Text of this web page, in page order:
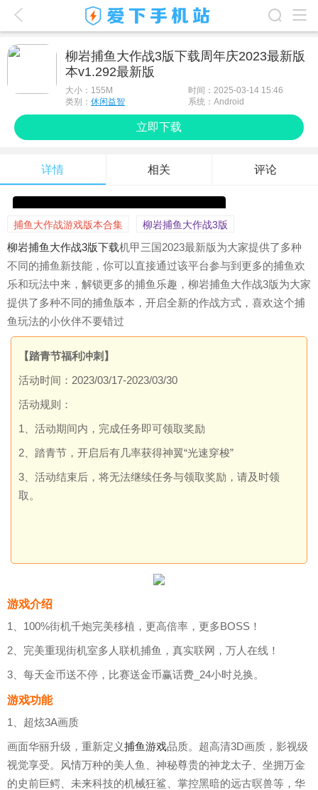
游戏排行榜
最新游戏
柳岩捕鱼大作战3版下载周年庆2023最新版
本v1.292最新版
大小： 155M
时间：2025-03-14 15:46
类别： 休闲益智 系统：Android
立即下载
详情 相关 评论
捕鱼大作战游戏版本合集 柳岩捕鱼大作战3版
柳岩捕鱼大作战3版下载机甲三国2023最新版为大家提供了多种
不同的捕鱼新技能，你可以直接通过该平台参与到更多的捕鱼欢
乐和玩法中来，解锁更多的捕鱼乐趣，柳岩捕鱼大作战3版为大家
提供了多种不同的捕鱼版本，开启全新的作战方式，喜欢这个捕
鱼玩法的小伙伴不要错过
【踏青节福利冲刺】
活动时间：2023/03/17-2023/03/30
活动规则：
1、活动期间内，完成任务即可领取奖励
2、踏青节，开启后有几率获得神翼“光速穿梭”
3、活动结束后，将无法继续任务与领取奖励，请及时领
取。
游戏介绍
1、100%街机千炮完美移植，更高倍率，更多BOSS！
2、完美重现街机室多人联机捕鱼，真实联网，万人在线！
3、每天金币送不停，比赛送金币赢话费_24小时兑换。
游戏功能
1、超炫3A画质
画面华丽升级，重新定义捕鱼游戏品质。超高清3D画质，影视级
视觉享受。风情万种的美人鱼、神秘尊贵的神龙太子、坐拥万金
的史前巨鳄、未来科技的机械狂鲨、掌控黑暗的远古暝兽等，华